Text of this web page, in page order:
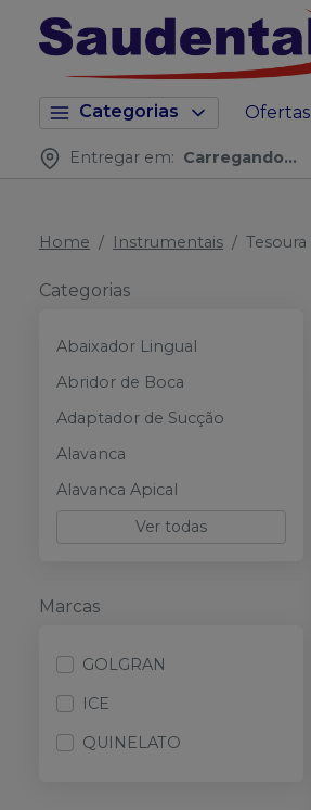
Categorias Ofertas
Entregar em: Carregando...
Home Instrumentais Tesoura
Categorias
Abaixador Lingual
Abridor de Boca
Adaptador de Sucção
Alavanca
Alavanca Apical
Ver todas
Marcas
GOLGRAN
ICE
QUINELATO